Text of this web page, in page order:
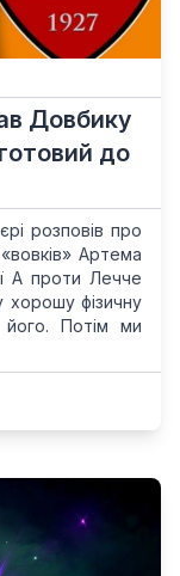
Довбику
до
розповів про
Артема
А проти Лечче
хорошу фізичну
Потім ми